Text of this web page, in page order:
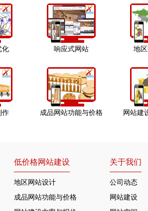
化 响应式网站 地
作 成品网站功能与价格 网站建
低价格网站建设
地区网站设计
成品网站功能与价格
关于我们
公司动态
网站建设